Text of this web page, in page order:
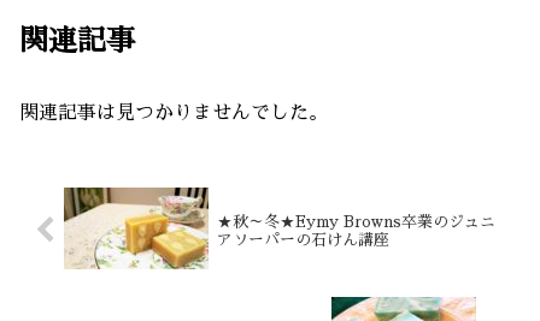
関連記事
関連記事は見つかりませんでした。
★秋～冬★Eymy Browns卒業のジュニ
アソーパーの石けん講座